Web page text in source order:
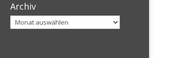
Archiv
Archiv